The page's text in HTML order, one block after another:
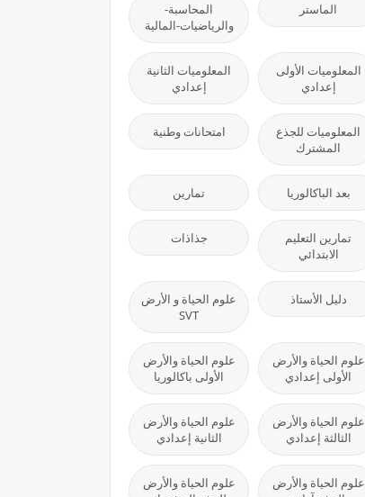
الماستر
المحاسبة-
والرياضيات-المالية
المعلوميات الأولى
إعدادي
المعلوميات الثانية
إعدادي
المعلوميات للجذع
المشترك
امتحانات وطنية
بعد الباكالوريا تمارين
تمارين التعليم
الابتدائي
جذاذات
دليل الأستاذ
علوم الحياة و الأرض
SVT
علوم الحياة والأرض
الأولى إعدادي
علوم الحياة والأرض
الأولى باكالوريا
علوم الحياة والأرض
الثالثة إعدادي
علوم الحياة والأرض
الثانية إعدادي
علوم الحياة والأرض
علوم الحياة والأرض